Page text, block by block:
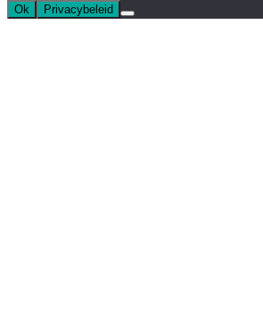
Ok Privacybeleid